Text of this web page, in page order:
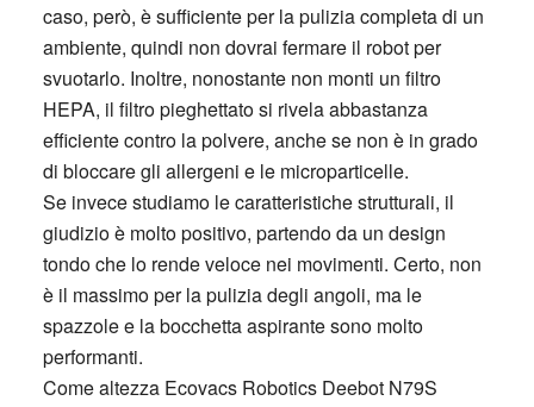
caso, però, è sufficiente per la pulizia completa di un
ambiente, quindi non dovrai fermare il robot per
svuotarlo. Inoltre, nonostante non monti un filtro
HEPA, il filtro pieghettato si rivela abbastanza
efficiente contro la polvere, anche se non è in grado
di bloccare gli allergeni e le microparticelle.
Se invece studiamo le caratteristiche strutturali, il
giudizio è molto positivo, partendo da un design
tondo che lo rende veloce nei movimenti. Certo, non
è il massimo per la pulizia degli angoli, ma le
spazzole e la bocchetta aspirante sono molto
performanti.
Come altezza Ecovacs Robotics Deebot N79S